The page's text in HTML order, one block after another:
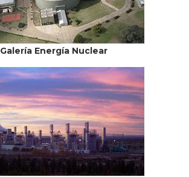
Galería Energía Nuclear